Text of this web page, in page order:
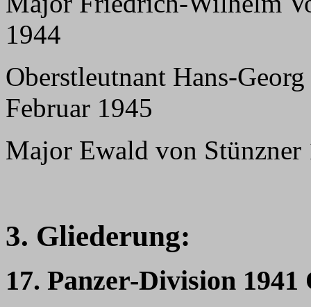
1944
Oberstleutnant Hans-
Februar 1945
Major Ewald von
3. Gliederung:
17. Panzer-Division